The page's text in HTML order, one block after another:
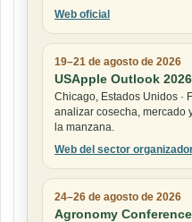
Web oficial
19–21 de agosto de 2026
USApple Outlook 2026
Chicago, Estados Unidos ·
analizar cosecha, mercado
la manzana.
Web del sector
24–26 de agosto de 2026
Agronomy